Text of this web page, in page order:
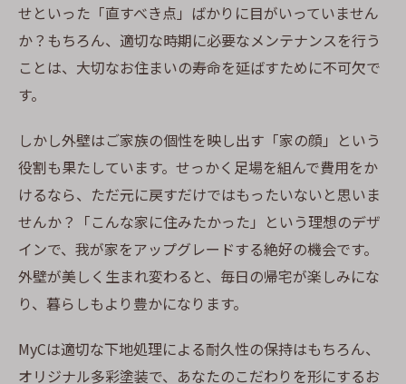
せといった「直すべき点」ばかりに目がいっていません
か？もちろん、適切な時期に必要なメンテナンスを行う
ことは、大切なお住まいの寿命を延ばすために不可欠で
す。
しかし外壁はご家族の個性を映し出す「家の顔」という
役割も果たしています。せっかく足場を組んで費用をか
けるなら、ただ元に戻すだけではもったいないと思いま
せんか？「こんな家に住みたかった」という理想のデザ
インで、我が家をアップグレードする絶好の機会です。
外壁が美しく生まれ変わると、毎日の帰宅が楽しみにな
り、暮らしもより豊かになります。
MyCは適切な下地処理による耐久性の保持はもちろん、
オリジナル多彩塗装で、あなたのこだわりを形にするお